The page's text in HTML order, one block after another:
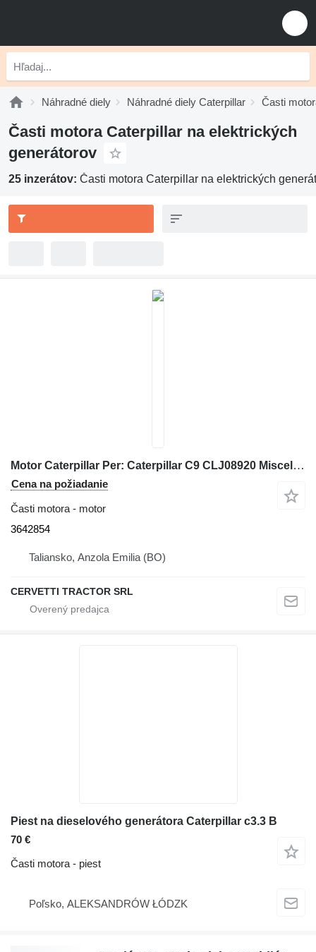
Náhradné diely Náhradné diely Caterpillar Časti
Časti motora Caterpillar na elektrických
generátorov
25 inzerátov: Časti motora Caterpillar na elektrických
Motor Caterpillar Per: Caterpillar C9 CLJ08920 Miscell 3642854 na elektrického generátora
Cena na požiadanie
Časti motora - motor
3642854
Taliansko, Anzola Emilia (BO)
CERVETTI TRACTOR SRL
Piest na dieselového generátora Caterpillar c3.3 B
70 €
Časti motora - piest
Poľsko, ALEKSANDRÓW ŁÓDZK